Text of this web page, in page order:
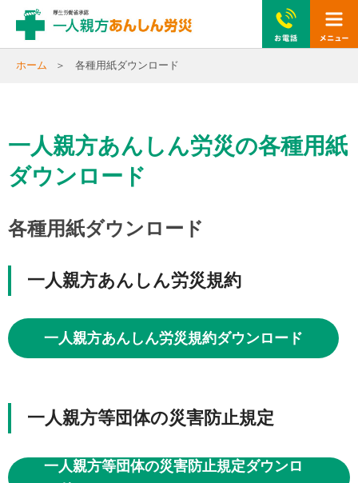
ホーム 各種用紙ダウンロード
一人親方あんしん労災の各種用紙
ダウンロード
各種用紙ダウンロード
一人親方あんしん労災規約
一人親方あんしん労災規約ダウンロード
一人親方等団体の災害防止規定
一人親方等団体の災害防止規定ダウンロ